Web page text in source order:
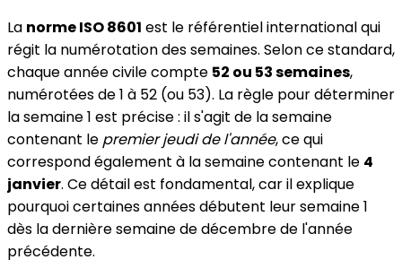
La norme ISO 8601 est le référentiel international qui
régit la numérotation des semaines. Selon ce standard,
chaque année civile compte 52 ou 53 semaines,
numérotées de 1 à 52 (ou 53). La règle pour déterminer
la semaine 1 est précise : il s'agit de la semaine
contenant le premier jeudi de l'année, ce qui
correspond également à la semaine contenant le 4
janvier. Ce détail est fondamental, car il explique
pourquoi certaines années débutent leur semaine 1
dès la dernière semaine de décembre de l'année
précédente.